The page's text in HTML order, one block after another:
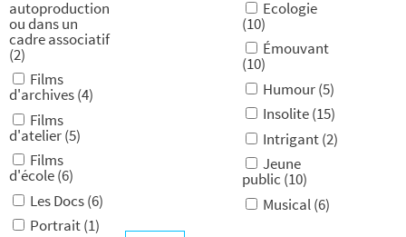
autoproduction
ou dans un
cadre associatif
(2)
Films
d'archives (4)
Films
d'atelier (5)
Films
d'école (6)
Les Docs (6)
Portrait (1)
Ecologie
(10)
Émouvant
(10)
Humour (5)
Insolite (15)
Intrigant (2)
Jeune
public (10)
Musical (6)